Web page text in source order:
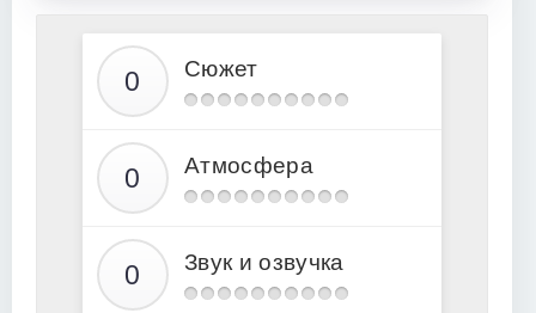
Сюжет
Атмосфера
Звук и озвучка